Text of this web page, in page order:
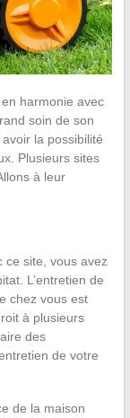
harmonie avec
soin de son
la possibilité
Plusieurs sites
à leur
ce site, vous avez
L’entretien de
chez vous est
à plusieurs
des
de votre
de la maison